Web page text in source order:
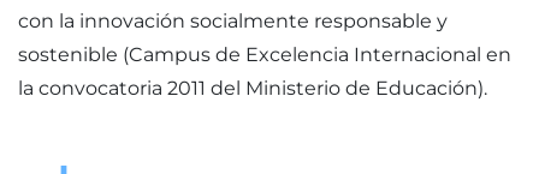
con la innovación socialmente responsable y
sostenible (Campus de Excelencia Internacional en
la convocatoria 2011 del Ministerio de Educación).